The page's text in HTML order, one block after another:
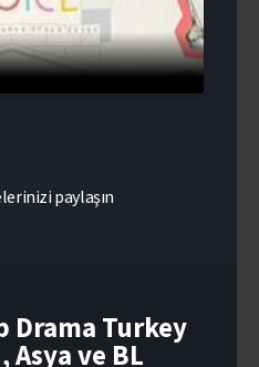
paylaşın
Drama Turkey
Asya ve BL